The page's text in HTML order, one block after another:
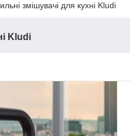
змішувачі для кухні Kludi
Kludi